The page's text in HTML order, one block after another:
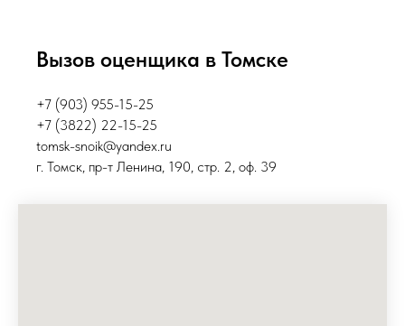
Вызов оценщика в Томске
+7 (903) 955-15-25
+7 (3822) 22-15-25
tomsk-snoik@yandex.ru
г. Томск, пр-т Ленина, 190, стр. 2, оф. 39